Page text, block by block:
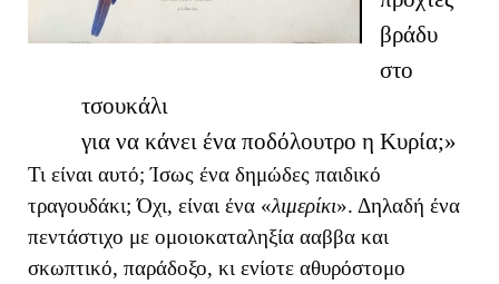
βράδυ
στο
τσουκάλι
για να κάνει ένα ποδόλουτρο η Κυρία;»
Τι είναι αυτό; Ίσως ένα δημώδες παιδικό
τραγουδάκι; Όχι, είναι ένα «λιμερίκι». Δηλαδή ένα
πεντάστιχο με ομοιοκαταληξία ααββα και
σκωπτικό, παράδοξο, κι ενίοτε αθυρόστομο